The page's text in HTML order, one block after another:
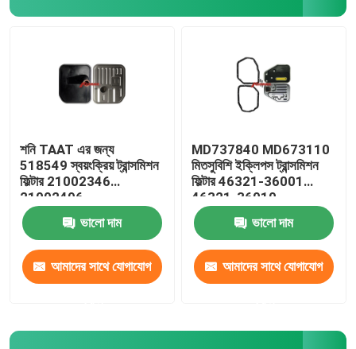
ইঞ্জিন ভালভ কভার
গাড়ির সম্প্রসারণ ট্যাংক
স্টিয়ারিং সাসপেনশন কিট
ইঞ্জিন খুচরা যন্ত্রাংশ
গাড়ির খুচরা যন্ত্রাংশ
শনি TAAT এর জন্য
518549 স্বয়ংক্রিয় ট্রান্সমিশন
ফিল্টার 21002346
21002496
ভালো দাম
আমাদের সাথে যোগাযোগ
MD737840 MD673110
মিতসুবিশি ইক্লিপস ট্রান্সমিশন
ফিল্টার 46321-36001
46321-36010
ভালো দাম
আমাদের সাথে যোগাযোগ